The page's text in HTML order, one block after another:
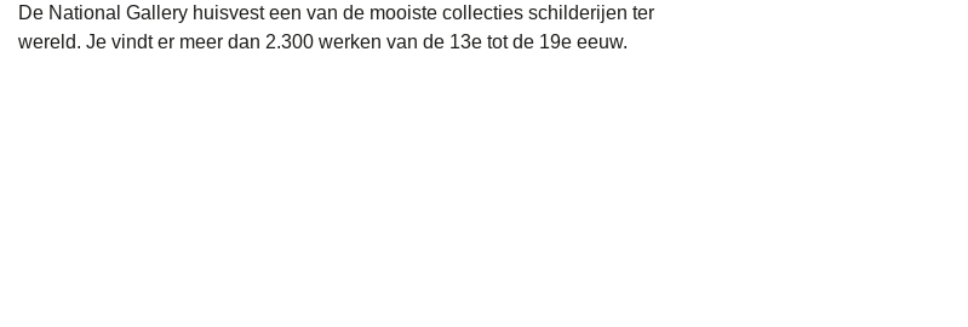
De National Gallery huisvest een van de mooiste collecties schilderijen ter
wereld. Je vindt er meer dan 2.300 werken van de 13e tot de 19e eeuw.